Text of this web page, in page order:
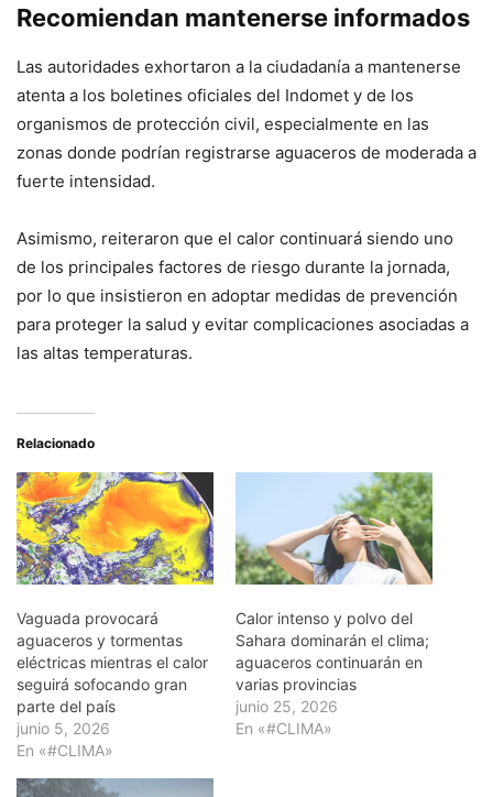
Recomiendan mantenerse informados
Las autoridades exhortaron a la ciudadanía a mantenerse
atenta a los boletines oficiales del Indomet y de los
organismos de protección civil, especialmente en las
zonas donde podrían registrarse aguaceros de moderada a
fuerte intensidad.
Asimismo, reiteraron que el calor continuará siendo uno
de los principales factores de riesgo durante la jornada,
por lo que insistieron en adoptar medidas de prevención
para proteger la salud y evitar complicaciones asociadas a
las altas temperaturas.
Relacionado
Vaguada provocará
aguaceros y tormentas
eléctricas mientras el calor
seguirá sofocando gran
parte del país
junio 5, 2026
En «#CLIMA»
Calor intenso y polvo del
Sahara dominarán el clima;
aguaceros continuarán en
varias provincias
junio 25, 2026
En «#CLIMA»